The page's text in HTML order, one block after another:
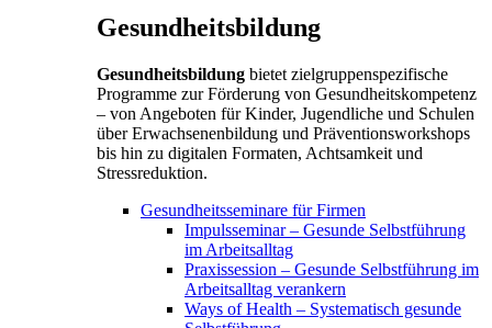
Gesundheitsbildung
Gesundheitsbildung bietet zielgruppenspezifische
Programme zur Förderung von Gesundheitskompetenz
– von Angeboten für Kinder, Jugendliche und Schulen
über Erwachsenenbildung und Präventionsworkshops
bis hin zu digitalen Formaten, Achtsamkeit und
Stressreduktion.
Gesundheitsseminare für Firmen
Impulsseminar – Gesunde Selbstführung
im Arbeitsalltag
Praxissession – Gesunde Selbstführung im
Arbeitsalltag verankern
Ways of Health – Systematisch gesunde